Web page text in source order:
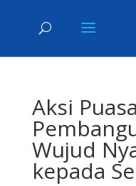
Aksi Puasa
Wujud
kepada